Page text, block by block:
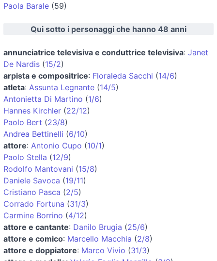
Paola Barale (59)
Qui sotto i personaggi che hanno 48 anni
annunciatrice televisiva e conduttrice televisiva: Janet
De Nardis (15/2)
arpista e compositrice: Floraleda Sacchi (14/6)
atleta: Assunta Legnante (14/5)
Antonietta Di Martino (1/6)
Hannes Kirchler (22/12)
Paolo Bert (23/8)
Andrea Bettinelli (6/10)
attore: Antonio Cupo (10/1)
Paolo Stella (12/9)
Rodolfo Mantovani (15/8)
Daniele Savoca (19/11)
Cristiano Pasca (2/5)
Corrado Fortuna (31/3)
Carmine Borrino (4/12)
attore e cantante: Danilo Brugia (25/6)
attore e comico: Marcello Macchia (2/8)
attore e doppiatore: Marco Vivio (31/3)